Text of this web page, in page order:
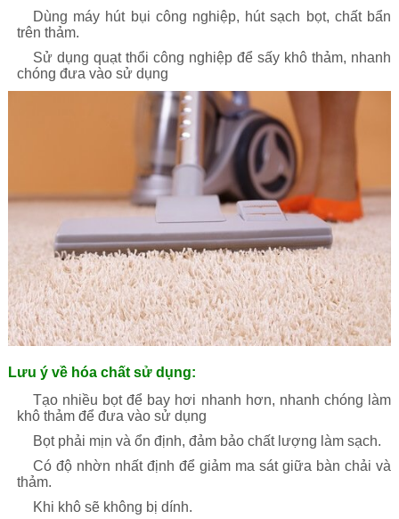
Dùng máy hút bụi công nghiệp, hút sạch bọt, chất bẩn
trên thảm.
Sử dụng quạt thổi công nghiệp để sấy khô thảm, nhanh
chóng đưa vào sử dụng
Lưu ý về hóa chất sử dụng:
Tạo nhiều bọt để bay hơi nhanh hơn, nhanh chóng làm
khô thảm để đưa vào sử dụng
Bọt phải mịn và ổn định, đảm bảo chất lượng làm sạch.
Có độ nhờn nhất định để giảm ma sát giữa bàn chải và
thảm.
Khi khô sẽ không bị dính.